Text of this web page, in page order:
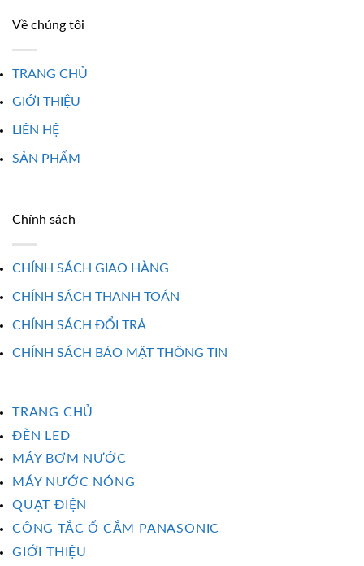
Về chúng tôi
TRANG CHỦ
GIỚI THIỆU
LIÊN HỆ
SẢN PHẨM
Chính sách
CHÍNH SÁCH GIAO HÀNG
CHÍNH SÁCH THANH TOÁN
CHÍNH SÁCH ĐỔI TRẢ
CHÍNH SÁCH BẢO MẬT THÔNG TIN
TRANG CHỦ
ĐÈN LED
MÁY BƠM NƯỚC
MÁY NƯỚC NÓNG
QUẠT ĐIỆN
CÔNG TẮC Ổ CẮM PANASONIC
GIỚI THIỆU